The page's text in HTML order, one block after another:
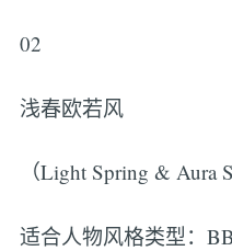
02
浅春欧若风
（Light Spring & Aura
适合人物风格类型：